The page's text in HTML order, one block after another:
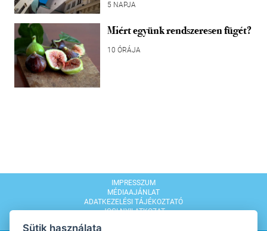
5 NAPJA
Miért együnk rendszeresen fügét?
10 ÓRÁJA
IMPRESSZUM
MÉDIAAJÁNLAT
ADATKEZELÉSI TÁJÉKOZTATÓ
JOGI NYILATKOZAT
Sütik használata